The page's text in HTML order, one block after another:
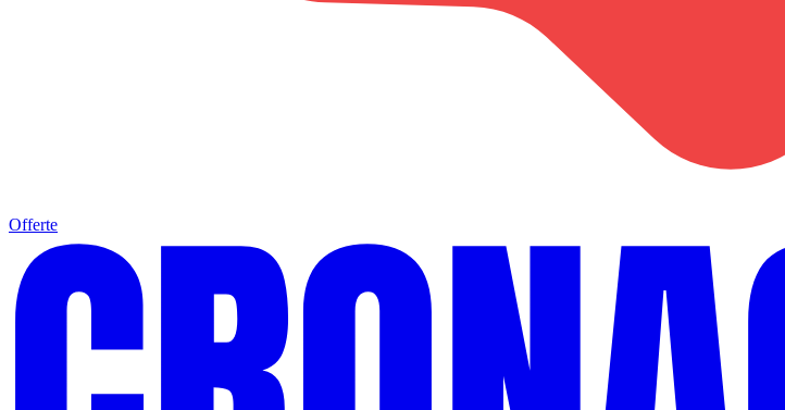
Offerte